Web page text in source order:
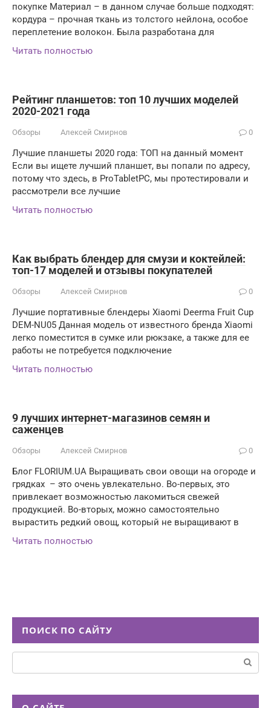
покупке Материал – в данном случае больше подходят:
кордура – прочная ткань из толстого нейлона, особое
переплетение волокон. Была разработана для
Читать полностью
Рейтинг планшетов: топ 10 лучших моделей
2020-2021 года
Обзоры Алексей Смирнов 0
Лучшие планшеты 2020 года: ТОП на данный момент
Если вы ищете лучший планшет, вы попали по адресу,
потому что здесь, в ProTabletPC, мы протестировали и
рассмотрели все лучшие
Читать полностью
Как выбрать блендер для смузи и коктейлей:
топ-17 моделей и отзывы покупателей
Обзоры Алексей Смирнов 0
Лучшие портативные блендеры Xiaomi Deerma Fruit Cup
DEM-NU05 Данная модель от известного бренда Xiaomi
легко поместится в сумке или рюкзаке, а также для ее
работы не потребуется подключение
Читать полностью
9 лучших интернет-магазинов семян и
саженцев
Обзоры Алексей Смирнов 0
Блог FLORIUM.UA Выращивать свои овощи на огороде и
грядках – это очень увлекательно. Во-первых, это
привлекает возможностью лакомиться свежей
продукцией. Во-вторых, можно самостоятельно
вырастить редкий овощ, который не выращивают в
Читать полностью
ПОИСК ПО САЙТУ
Поиск: